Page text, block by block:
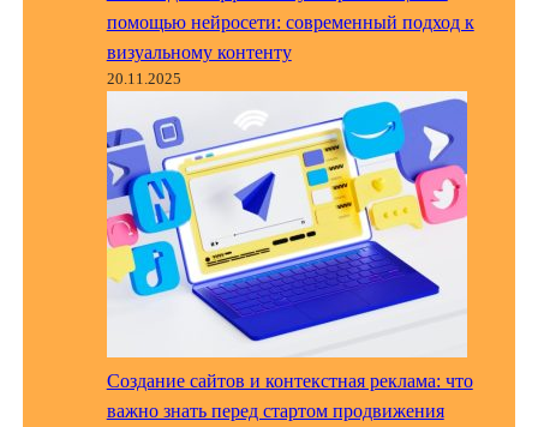
помощью нейросети: современный подход к
визуальному контенту
20.11.2025
Создание сайтов и контекстная реклама: что
важно знать перед стартом продвижения